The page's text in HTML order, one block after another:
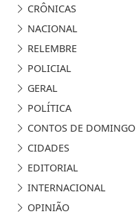
CRÔNICAS
NACIONAL
RELEMBRE
POLICIAL
GERAL
POLÍTICA
CONTOS DE DOMINGO
CIDADES
EDITORIAL
INTERNACIONAL
OPINIÃO